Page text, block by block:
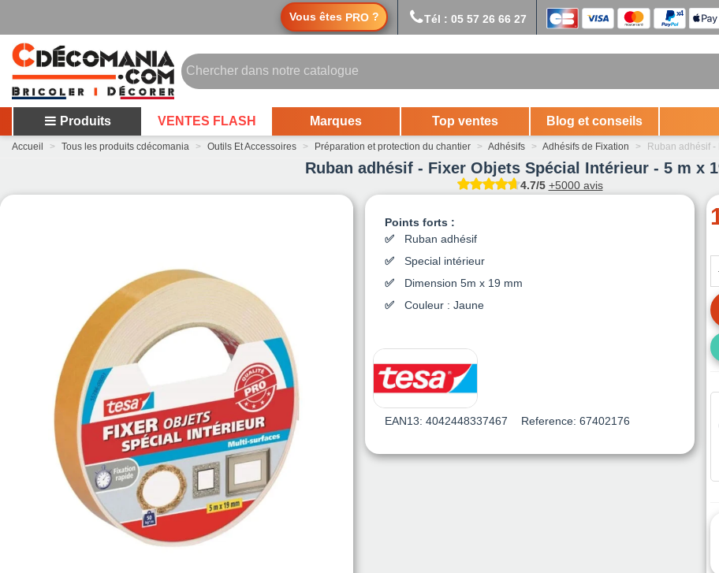
Vous êtes PRO ? Tél : 05 57 26 66 27
Produits VENTES FLASH Marques Top ventes Blog et conseils
Accueil > Tous les produits cdécomania > Outils Et Accessoires > Préparation et protection du chantier > Adhésifs > Adhésifs de Fixation > Ruban adhésif -
Ruban adhésif - Fixer Objets Spécial Intérieur - 5 m x
4.7/5 +5000 avis
Points forts :
Ruban adhésif
Special intérieur
Dimension 5m x 19 mm
Couleur : Jaune
EAN13: 4042448337467 Reference: 67402176